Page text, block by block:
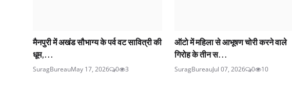
मैनपुरी में अखंड सौभाग्य के पर्व वट सावित्री की
धूम,...
SuragBureauMay 17, 2026 0 3
ऑटो में महिला से आभूषण चोरी करने वाले
गिरोह के तीन स...
SuragBureauJul 07, 2026 0 10